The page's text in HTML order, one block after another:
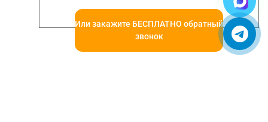
Или закажите БЕСПЛАТНО обратный
звонок